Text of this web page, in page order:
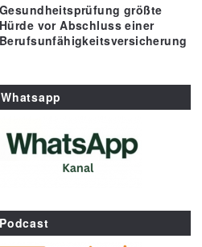
Gesundheitsprüfung größte
Hürde vor Abschluss einer
Berufsunfähigkeitsversicherung